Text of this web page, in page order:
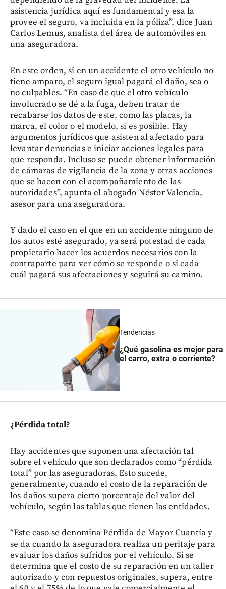
asistencia jurídica aquí es fundamental y esa la
provee el seguro, va incluida en la póliza”, dice Juan
Carlos Lemus, analista del área de automóviles en
una aseguradora.
En este orden, si en un accidente el otro vehículo no
tiene amparo, el seguro igual pagará el daño, sea o
no culpables. “En caso de que el otro vehículo
involucrado se dé a la fuga, deben tratar de
recabarse los datos de este, como las placas, la
marca, el color o el modelo, si es posible. Hay
argumentos jurídicos que asisten al afectado para
levantar denuncias e iniciar acciones legales para
que responda. Incluso se puede obtener información
de cámaras de vigilancia de la zona y otras acciones
que se hacen con el acompañamiento de las
autoridades”, apunta el abogado Néstor Valencia,
asesor para una aseguradora.
Y dado el caso en el que en un accidente ninguno de
los autos esté asegurado, ya será potestad de cada
propietario hacer los acuerdos necesarios con la
contraparte para ver cómo se responde o si cada
cuál pagará sus afectaciones y seguirá su camino.
Tendencias
¿Qué gasolina es mejor para
el carro, extra o corriente?
¿Pérdida total?
Hay accidentes que suponen una afectación tal
sobre el vehículo que son declarados como “pérdida
total” por las aseguradoras. Esto sucede,
generalmente, cuando el costo de la reparación de
los daños supera cierto porcentaje del valor del
vehículo, según las tablas que tienen las entidades.
“Este caso se denomina Pérdida de Mayor Cuantía y
se da cuando la aseguradora realiza un peritaje para
evaluar los daños sufridos por el vehículo. Si se
determina que el costo de su reparación en un taller
autorizado y con repuestos originales, supera, entre